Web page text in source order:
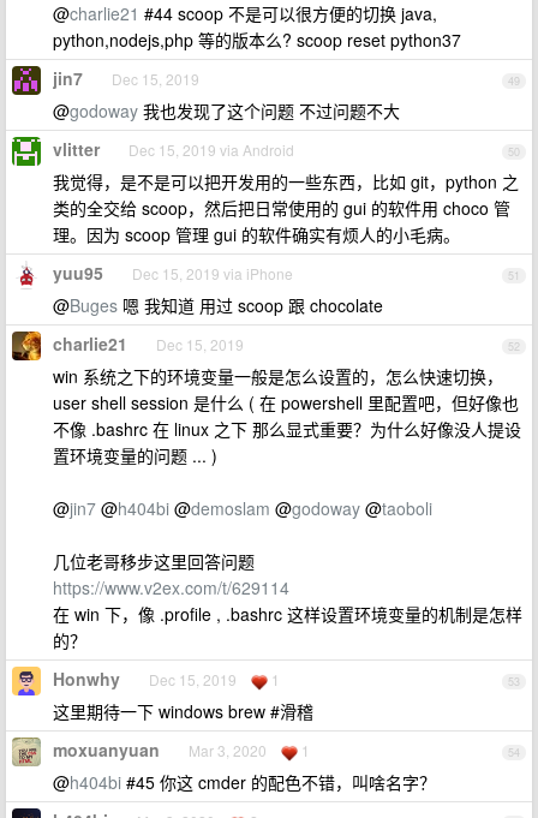
@charlie21 #44 scoop 不是可以很方便的切换 java,
python,nodejs,php 等的版本么? scoop reset python37
49
jin7 Dec 15, 2019
@godoway 我也发现了这个问题 不过问题不大
50
vlitter Dec 15, 2019 via Android
我觉得，是不是可以把开发用的一些东西，比如 git，python 之
类的全交给 scoop，然后把日常使用的 gui 的软件用 choco 管
理。因为 scoop 管理 gui 的软件确实有烦人的小毛病。
51
yuu95 Dec 15, 2019 via iPhone
@Buges 嗯 我知道 用过 scoop 跟 chocolate
52
charlie21 Dec 15, 2019
win 系统之下的环境变量一般是怎么设置的，怎么快速切换，
user shell session 是什么 ( 在 powershell 里配置吧，但好像也
不像 .bashrc 在 linux 之下 那么显式重要？为什么好像没人提设
置环境变量的问题 ... )
@jin7 @h404bi @demoslam @godoway @taoboli
几位老哥移步这里回答问题
https://www.v2ex.com/t/629114
在 win 下，像 .profile , .bashrc 这样设置环境变量的机制是怎样
的？
53
Honwhy Dec 15, 2019 1
这里期待一下 windows brew #滑稽
54
moxuanyuan Mar 3, 2020 1
@h404bi #45 你这 cmder 的配色不错，叫啥名字？